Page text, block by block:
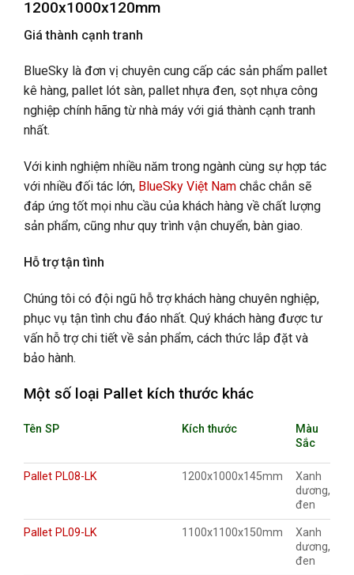
1200x1000x120mm
Giá thành cạnh tranh
BlueSky là đơn vị chuyên cung cấp các sản phẩm pallet
kê hàng, pallet lót sàn, pallet nhựa đen, sọt nhựa công
nghiệp chính hãng từ nhà máy với giá thành cạnh tranh
nhất.
Với kinh nghiệm nhiều năm trong ngành cùng sự hợp tác
với nhiều đối tác lớn, BlueSky Việt Nam chắc chắn sẽ
đáp ứng tốt mọi nhu cầu của khách hàng về chất lượng
sản phẩm, cũng như quy trình vận chuyển, bàn giao.
Hỗ trợ tận tình
Chúng tôi có đội ngũ hỗ trợ khách hàng chuyên nghiệp,
phục vụ tận tình chu đáo nhất. Quý khách hàng được tư
vấn hỗ trợ chi tiết về sản phẩm, cách thức lắp đặt và
bảo hành.
Một số loại Pallet kích thước khác
Tên SP Kích thước
Màu
Sắc
Pallet PL08-LK 1200x1000x145mm
Xanh
dương,
đen
Pallet PL09-LK 1100x1100x150mm
Xanh
dương,
đen